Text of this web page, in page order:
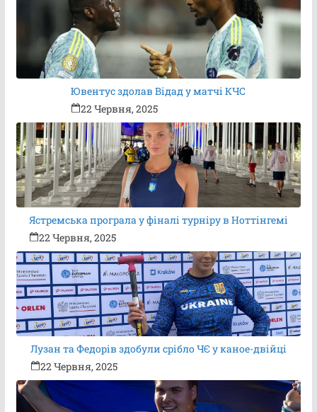
Ювентус здолав Відад у матчі КЧС
22 Червня, 2025
Ястремська програла у фіналі турніру в Ноттінгемі
22 Червня, 2025
Лузан та Федорів здобули срібло ЧЄ у каное-двійці
22 Червня, 2025